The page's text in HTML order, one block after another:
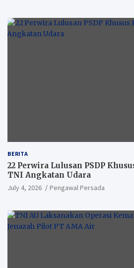
BERITA
22 Perwira Lulusan PSDP
TNI Angkatan Udara
July 4, 2026 Pengawal Persada